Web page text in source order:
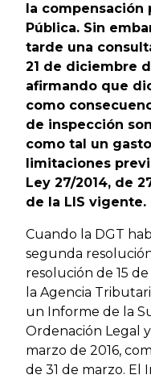
la
Pública. Sin
tarde una
21 de diciembre
afirmando que
como
de inspección
como tal un
limitaciones
Ley 27/2014, de
de la LIS vigente.
Cuando la DGT
segunda
resolución de 15
la Agencia
un Informe de la
Ordenación Legal
marzo de 2016,
de 31 de marzo. El